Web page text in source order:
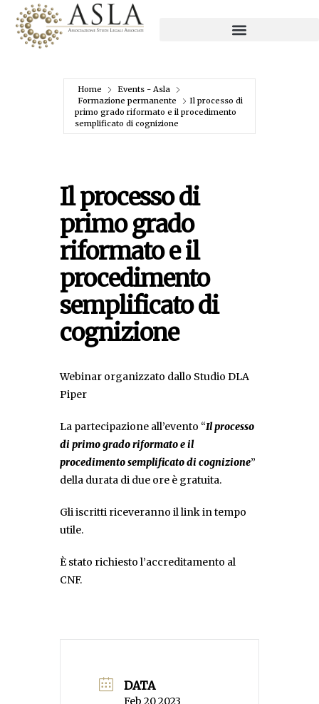
Home
Events - Asla
Formazione permanente
Il processo di
primo grado riformato e il procedimento
semplificato di cognizione
Il processo di
primo grado
riformato e il
procedimento
semplificato di
cognizione
Webinar organizzato dallo Studio DLA
Piper
La partecipazione all’evento “Il processo
di primo grado riformato e il
procedimento semplificato di cognizione”
della durata di due ore è gratuita.
Gli iscritti riceveranno il link in tempo
utile.
È stato richiesto l’accreditamento al
CNF.
DATA
Feb 20 2023